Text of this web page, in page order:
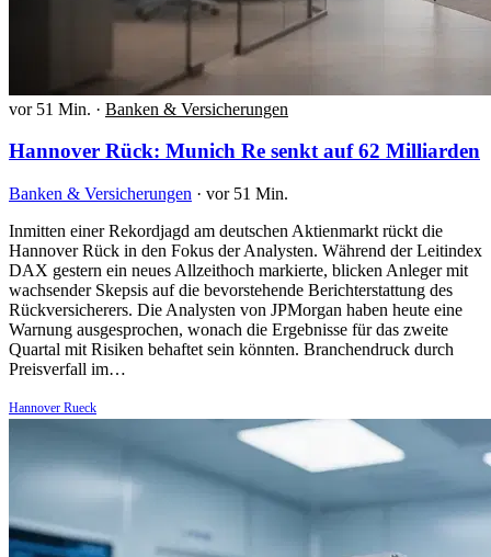
vor 51 Min. · Banken & Versicherungen
Hannover Rück: Munich Re senkt auf 62 Milliarden
Banken & Versicherungen · vor 51 Min.
Inmitten einer Rekordjagd am deutschen Aktienmarkt rückt die
Hannover Rück in den Fokus der Analysten. Während der Leitindex
DAX gestern ein neues Allzeithoch markierte, blicken Anleger mit
wachsender Skepsis auf die bevorstehende Berichterstattung des
Rückversicherers. Die Analysten von JPMorgan haben heute eine
Warnung ausgesprochen, wonach die Ergebnisse für das zweite
Quartal mit Risiken behaftet sein könnten. Branchendruck durch
Preisverfall im…
Hannover Rueck